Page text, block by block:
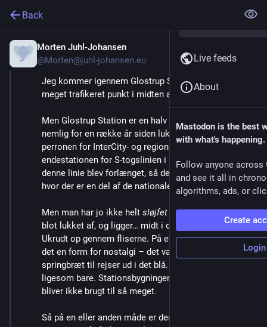
Back
Morten Juhl-Johansen
@Morten@juhl-johansen.eu
Jeg kommer igennem Glostrup Station hver dag. Et
meget trafikeret punkt i midten af Glostrup.
Men Glostrup Station er en halv station. Man har
nemlig for en række år siden lukket halvdelen –
perronen for InterCity- og regionaltog. Glostrup var
endestationen for S-togslinien i et stykke tid, inden
denne linie blev forlænget, så det nu er Høje Taastrup,
hvor der er en del af de nationale tog, der standser.
Men man har jo ikke helt sløjfet den del. Perronen er
blot lukket af, og ligger… midt i det hele. Og henfalder.
Ukrudt op gennem fliserne. På en eller anden vækker
det en form for nostalgi – det var engang et
springbræt til rejser ud i det blå. Nu venter det
ligesom bare. Stationsbygningen står der også, og
bliver ikke brugt til så meget.
Så på en eller anden måde er der en station, der på en
Live feeds
About
Mastodon is the best
with what's happening.
Follow anyone across
and see it all in
algorithms, ads, or
Create
Login